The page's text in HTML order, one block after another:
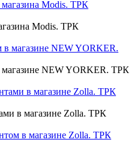
Modis. ТРК
NEW YORKER. ТРК
в магазине Zolla. ТРК